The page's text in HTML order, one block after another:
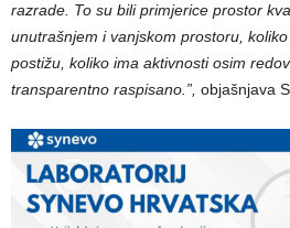
razrade. To su bili primjerice prostor
unutrašnjem i vanjskom prostoru,
postižu, koliko ima aktivnosti osim
transparentno raspisano.”, objašnjava